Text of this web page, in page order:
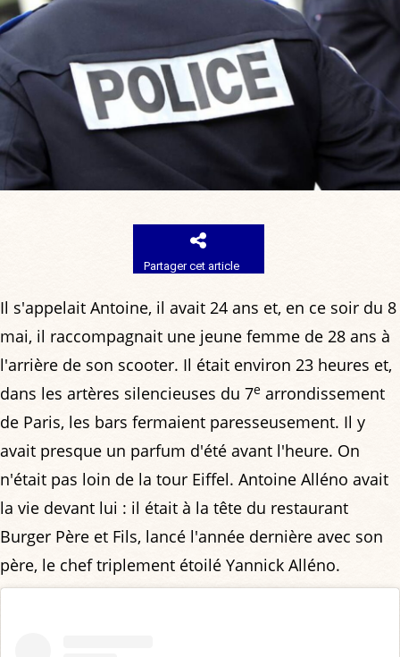
Partager cet article
Il s'appelait Antoine, il avait 24 ans et, en ce soir du 8
mai, il raccompagnait une jeune femme de 28 ans à
l'arrière de son scooter. Il était environ 23 heures et,
dans les artères silencieuses du 7e arrondissement
de Paris, les bars fermaient paresseusement. Il y
avait presque un parfum d'été avant l'heure. On
n'était pas loin de la tour Eiffel. Antoine Alléno avait
la vie devant lui : il était à la tête du restaurant
Burger Père et Fils, lancé l'année dernière avec son
père, le chef triplement étoilé Yannick Alléno.